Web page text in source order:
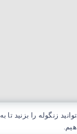
زنگوله را بزنید تا به